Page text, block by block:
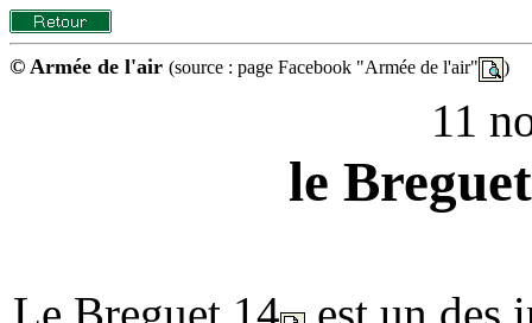
© Armée de l'air (source : page Facebook "Armée de l'air" )
11
le
Le Breguet 14
est un des